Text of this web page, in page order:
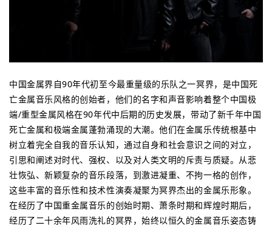
中国金属界自90年代初至今最重量级的乐队之一冥界，是中国死
亡金属音乐风格的创始者，他们的名字和声音影响着整个中国极
端/重型金属风格在90年代中后期的历史发展，带动了新千年中国
死亡金属和极端金属蓬勃涌现的大潮。他们在金属乐传统根基中
树立着完全自我的音乐认知，通过自身和社会意识之间的对立，
引思和阐述对时代、强权、以及对人类文明的斥责与质疑。从悲
壮恢弘、新颖复杂的音乐段落，到激进凝重、不拘一格的创作，
这些丰富的音乐性和技术性演奏凝聚为冥界杰出的金属乐形象。
在经历了中国重金属音乐的创始时期、萧条时期和辉煌时期后，
经历了二十余年风雨洗礼的冥界，始终以恒久的金属音乐姿态铸